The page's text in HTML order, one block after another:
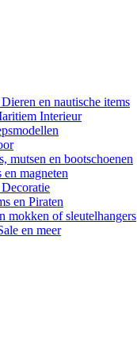
en nautische items
Interieur
mutsen en bootschoenen
en magneten
en Piraten
mokken of sleutelhangers
en meer